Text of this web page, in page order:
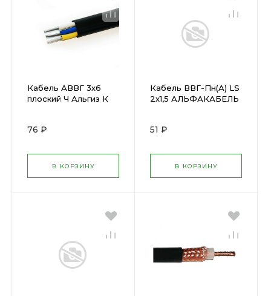
Кабель АВВГ 3х6
плоский Ч Альгиз К
76 ₽
В КОРЗИНУ
Кабель ВВГ-Пн(А) LS
2х1,5 АЛЬФАКАБЕЛЬ
51 ₽
В КОРЗИНУ